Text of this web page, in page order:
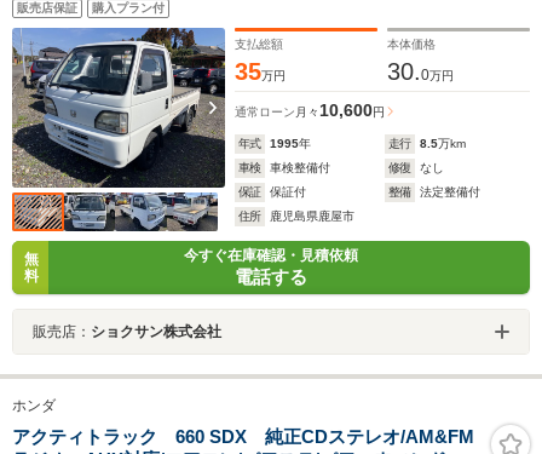
販売店保証 購入プラン付
支払総額
35万円
本体価格
30.0万円
通常ローン 月々10,600円
年式 1995年 走行 8.5万km
車検
車検整備付 修復
なし
保証
保証付 整備
法定整備付
住所
鹿児島県鹿屋市
無
料
今すぐ在庫確認・見積依頼
電話する
販売店： ショクサン株式会社
ホンダ
アクティトラック 660 SDX 純正CDステレオ/AM&FM